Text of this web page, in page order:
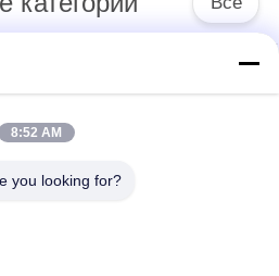
высокой точностью
эпоксидной смолы
Датчик температуры
8:52 AM
you looking for?